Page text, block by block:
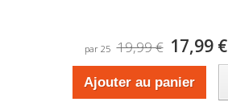
par 25 19,99 € 17,99 €
Ajouter au panier